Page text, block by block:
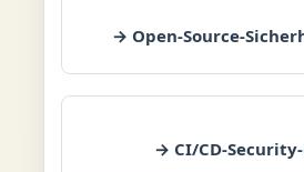
→ Open-Source-
→ CI/CD-